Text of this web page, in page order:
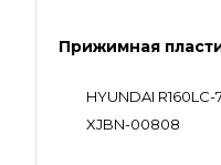
Прижимная
HYUNDAI R160LC-
XJBN-00808